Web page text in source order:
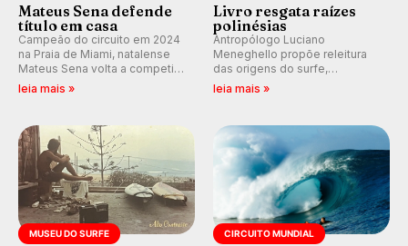
Mateus Sena defende
título em casa
Campeão do circuito em 2024
na Praia de Miami, natalense
Mateus Sena volta a competir
em casa em busca de manter a
leia mais »
Livro resgata raízes
polinésias
Antropólogo Luciano
Meneghello propõe releitura
das origens do surfe,
resgatando a cultura polinésia
prática em esporte e indústria.
leia mais »
MUSEU DO SURFE CIRCUITO MUNDIAL